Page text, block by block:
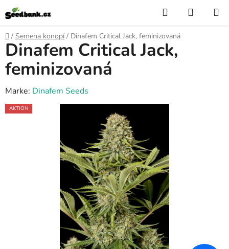
Zum
Inhalt
springen
Suchen
Startseite
/ Semena konopí / Dinafem Critical Jack, feminizovaná
Dinafem Critical Jack,
feminizovaná
Marke: Dinafem Seeds
AKTION